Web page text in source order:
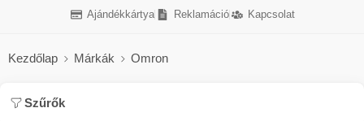
Ajándékkártya Reklamáció Kapcsolat
Kezdőlap Márkák Omron
Szűrők